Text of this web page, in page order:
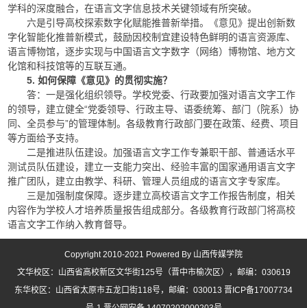
学科的深度融合，在语言文字信息技术关键领域有所突破。
六是引导高校探索数字化赋能推普新举措。《意见》提出创新数
字化智能化推普新模式，鼓励因校制宜建设特色鲜明的语言资源库、
语言博物馆，逐步实现与中国语言文字数字（网络）博物馆、地方文
化馆和科技馆等的互联互通。
5. 如何保障《意见》的贯彻实施？
答：一是强化组织领导。学校党委、行政要加强对语言文字工作
的领导，建立健全“党委领导、行政主导、语委统筹、部门（院系）协
同、全员参与”的管理体制。各级教育行政部门要在政策、经费、项目
等方面给予支持。
二是推进队伍建设。加强语言文字工作专兼职干部、普通话水平
测试员队伍建设，建立一支能力突出、经验丰富的国家通用语言文字
推广团队，建立由教学、科研、管理人员组成的语言文字专家库。
三是加强制度保障。逐步建立高校语言文字工作报告制度，相关
内容作为学校人才培养质量报告组成部分。各级教育行政部门将高校
语言文字工作纳入教育督导。
Copyright 2010-2021 Powered By 山西传媒学院
文华校区：山西省高校新区文华街125号（晋中市榆次区），邮编：030619
东华校区：山西省太原市五龙口街118号，邮编：030013 晋ICP备17007734